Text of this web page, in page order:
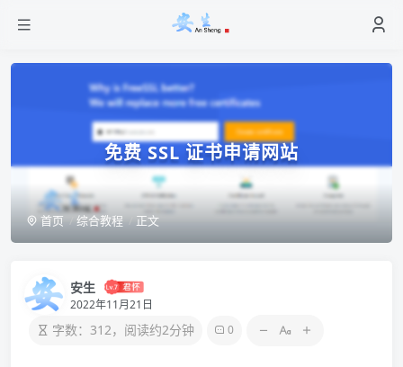
免费 SSL 证书申请网站
首页 综合教程 正文
安生
2022年11月21日
字数：312，阅读约2分钟 0